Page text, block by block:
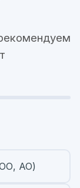
АО)